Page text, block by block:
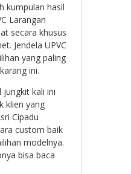
kumpulan hasil
Larangan
secara khusus
Jendela UPVC
yang paling
ini.
jungkit kali ini
klien yang
Cipadu
custom baik
modelnya.
bisa baca